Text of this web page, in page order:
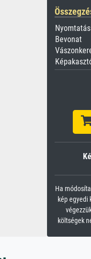
Bevonat
Ha
kép egyedi
költségek